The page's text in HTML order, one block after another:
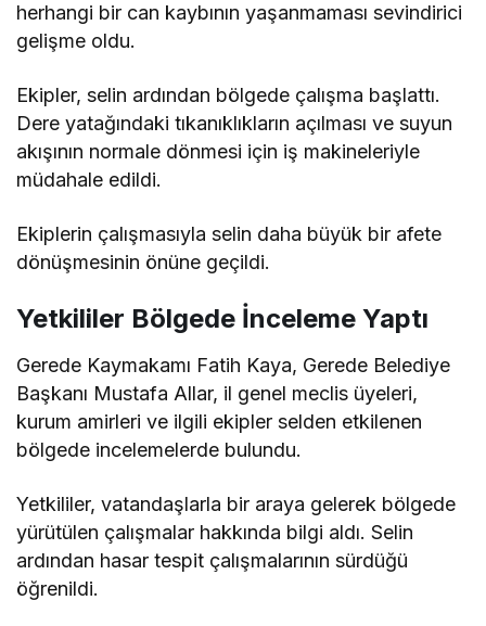
herhangi bir can kaybının yaşanmaması sevindirici
gelişme oldu.
Ekipler, selin ardından bölgede çalışma başlattı.
Dere yatağındaki tıkanıklıkların açılması ve suyun
akışının normale dönmesi için iş makineleriyle
müdahale edildi.
Ekiplerin çalışmasıyla selin daha büyük bir afete
dönüşmesinin önüne geçildi.
Yetkililer Bölgede İnceleme Yaptı
Gerede Kaymakamı Fatih Kaya, Gerede Belediye
Başkanı Mustafa Allar, il genel meclis üyeleri,
kurum amirleri ve ilgili ekipler selden etkilenen
bölgede incelemelerde bulundu.
Yetkililer, vatandaşlarla bir araya gelerek bölgede
yürütülen çalışmalar hakkında bilgi aldı. Selin
ardından hasar tespit çalışmalarının sürdüğü
öğrenildi.